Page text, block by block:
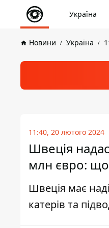
Україна
Новини Україна
11:40, 20 лютого 2024
Швеція
млн євро:
Швеція має
катерів та